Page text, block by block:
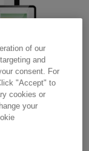
LES
of our
and
consent. For
"Accept" to
cookies or
your